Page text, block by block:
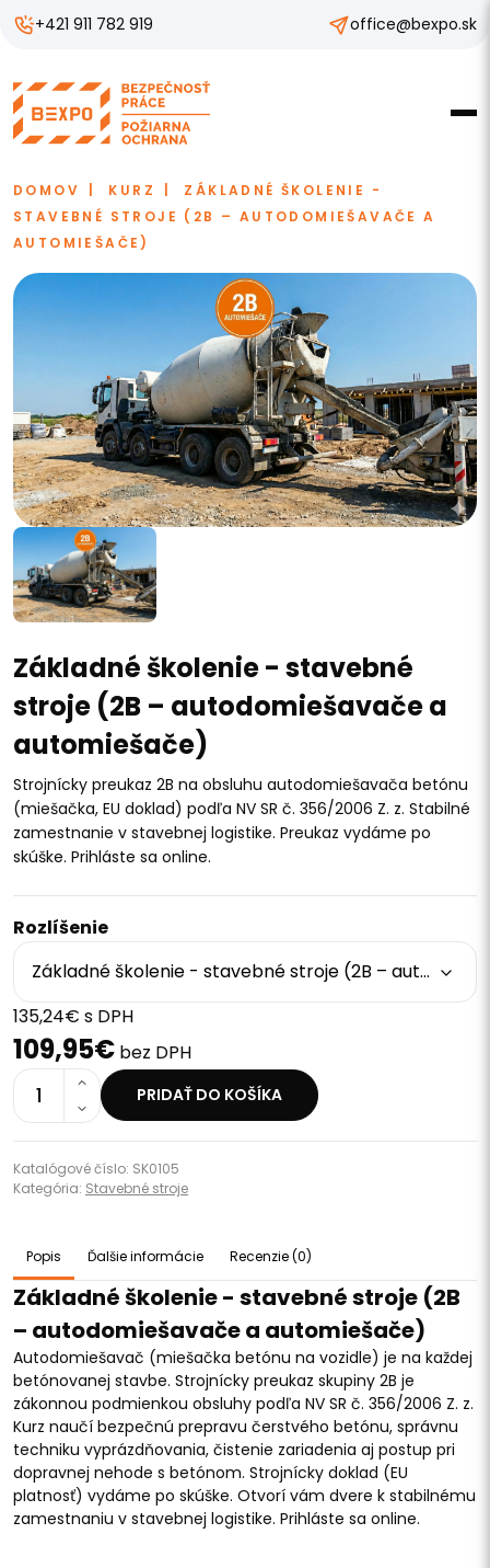
+421 911 782 919 office@bexpo.sk
DOMOV KURZ
ZÁKLADNÉ ŠKOLENIE -
STAVEBNÉ STROJE (2B – AUTODOMIEŠAVAČE A
AUTOMIEŠAČE)
Základné školenie - stavebné
stroje (2B – autodomiešavače a
automiešače)
Strojnícky preukaz 2B na obsluhu autodomiešavača betónu
(miešačka, EU doklad) podľa NV SR č. 356/2006 Z. z. Stabilné
zamestnanie v stavebnej logistike. Preukaz vydáme po
skúške. Prihláste sa online.
Rozlíšenie
Základné školenie - stavebné stroje (2B – autodomiešavače a automiešače)
135,24€ s DPH
109,95€ bez DPH
1 PRIDAŤ DO KOŠÍKA
Katalógové číslo: SK0105
Kategória: Stavebné stroje
Popis Ďalšie informácie Recenzie (0)
Základné školenie - stavebné stroje (2B
– autodomiešavače a automiešače)
Autodomiešavač (miešačka betónu na vozidle) je na každej
betónovanej stavbe. Strojnícky preukaz skupiny 2B je
zákonnou podmienkou obsluhy podľa NV SR č. 356/2006 Z. z.
Kurz naučí bezpečnú prepravu čerstvého betónu, správnu
techniku vyprázdňovania, čistenie zariadenia aj postup pri
dopravnej nehode s betónom. Strojnícky doklad (EU
platnosť) vydáme po skúške. Otvorí vám dvere k stabilnému
zamestnaniu v stavebnej logistike. Prihláste sa online.